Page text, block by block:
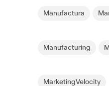
Manufactura
Manufacturing
MarketingVelocity